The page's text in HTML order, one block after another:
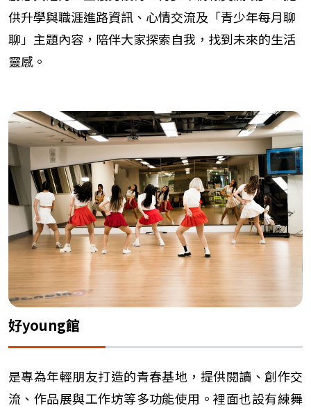
供升學與職涯進路資訊、心情交流及「青少年每月聊
聊」主題內容，陪伴大家探索自我，找到未來的生活
靈感。
好young館
是專為年輕朋友打造的青春基地，提供閱讀、創作交
流、作品展與工作坊等多功能使用。裡面也設有練舞